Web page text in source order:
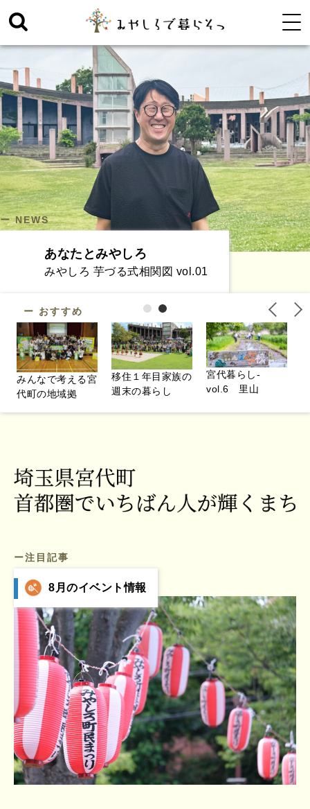
埼玉県宮代町の暮らしを紹介するwebメディア
ー NEWS
あなたとみやしろ
みやしろ 芋づる式相関図 vol.01
ー おすすめ
みんなで考える宮
代町の地域拠
移住１年目家族の
週末の暮らし
宮代暮らし-
vol.6 里山
1 2
ー注目記事
8月のイベント情報